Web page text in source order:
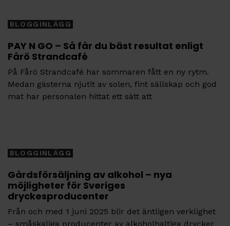
BLOGGINLÄGG
PAY N GO – Så får du bäst resultat enligt
Fårö Strandcafé
På Fårö Strandcafé har sommaren fått en ny rytm.
Medan gästerna njutit av solen, fint sällskap och god
mat har personalen hittat ett sätt att
BLOGGINLÄGG
Gårdsförsäljning av alkohol – nya
möjligheter för Sveriges
dryckesproducenter
Från och med 1 juni 2025 blir det äntligen verklighet
– småskaliga producenter av alkoholhaltiga drycker